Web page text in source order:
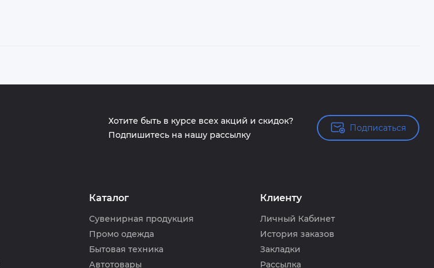
Хотите быть в курсе всех акций и скидок?
Подпишитесь на нашу рассылку
Подписаться
Подписаться
Каталог
Сувенирная продукция
Промо одежда
Бытовая техника
Автотовары
Клиенту
Личный Кабинет
История заказов
Закладки
Рассылка